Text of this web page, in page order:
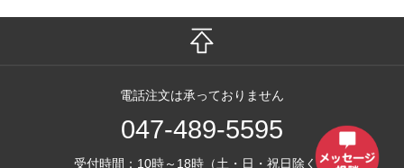
電話注文は承っておりません
047-489-5595
受付時間：10時～18時（土・日・祝日除く）